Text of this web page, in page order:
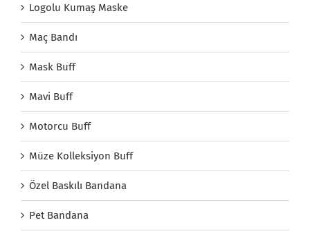
Logolu Kumaş Maske
Maç Bandı
Mask Buff
Mavi Buff
Motorcu Buff
Müze Kolleksiyon Buff
Özel Baskılı Bandana
Pet Bandana